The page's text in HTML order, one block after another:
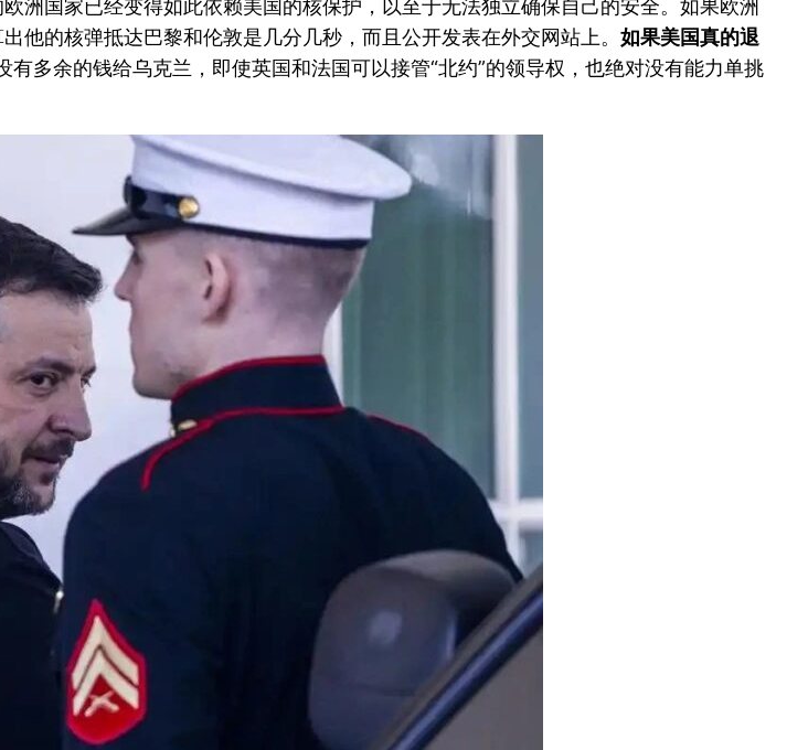
洲国家已经变得如此依赖美国的核保护，以至于无法独立确保自己的安全。如果欧洲
的核弹抵达巴黎和伦敦是几分几秒，而且公开发表在外交网站上。 如果美国真的退
有多余的钱给乌克兰，即使英国和法国可以接管“北约”的领导权，也绝对没有能力单挑